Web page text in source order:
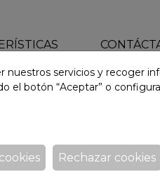
Industria General
nuestros servicios y recoger
el botón “Aceptar” o
Rechazar cookies